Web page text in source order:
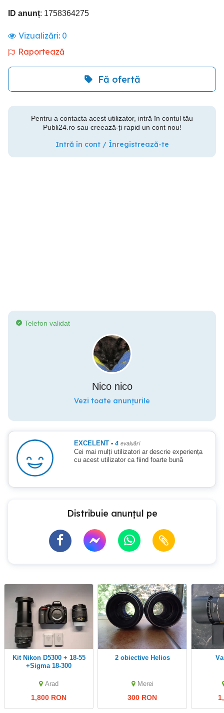
ID anunț: 1758364275
Vizualizări: 0
Raportează
Fă ofertă
Pentru a contacta acest utilizator, intră în contul tău
Publi24.ro sau creează-ți rapid un cont nou!
Intră în cont / Înregistrează-te
Telefon validat
Nico nico
Vezi toate anunțurile
EXCELENT - 4 evaluări
Cei mai mulți utilizatori ar descrie experiența
cu acest utilizator ca fiind foarte bună
Distribuie anunțul pe
Kit Nikon D5300 + 18-55
+Sigma 18-300
Arad
1,800 RON
2 obiective Helios
Merei
300 RON